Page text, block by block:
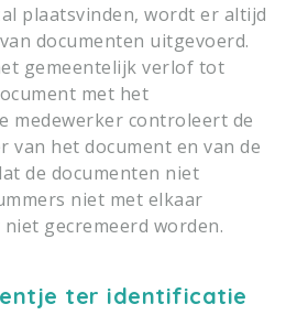
plaatsvinden, wordt er altijd
documenten uitgevoerd.
gemeentelijk verlof tot
met het
medewerker controleert de
van het document en van de
de documenten niet
niet met elkaar
gecremeerd worden.
ter identificatie